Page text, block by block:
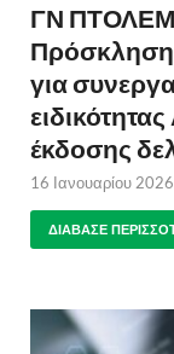
ΓΝ
Πρόσκληση
για
έκδοσης
16 Ιανουαρίου 2026
ΔΙΆΒΑΣΕ